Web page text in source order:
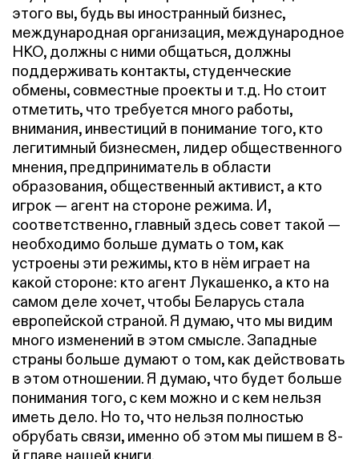
этого вы, будь вы иностранный бизнес,
международная организация, международное
НКО, должны с ними общаться, должны
поддерживать контакты, студенческие
обмены, совместные проекты и т.д. Но стоит
отметить, что требуется много работы,
внимания, инвестиций в понимание того, кто
легитимный бизнесмен, лидер общественного
мнения, предприниматель в области
образования, общественный активист, а кто
игрок — агент на стороне режима. И,
соответственно, главный здесь совет такой —
необходимо больше думать о том, как
устроены эти режимы, кто в нём играет на
какой стороне: кто агент Лукашенко, а кто на
самом деле хочет, чтобы Беларусь стала
европейской страной. Я думаю, что мы видим
много изменений в этом смысле. Западные
страны больше думают о том, как действовать
в этом отношении. Я думаю, что будет больше
понимания того, с кем можно и с кем нельзя
иметь дело. Но то, что нельзя полностью
обрубать связи, именно об этом мы пишем в 8-
й главе нашей книги.